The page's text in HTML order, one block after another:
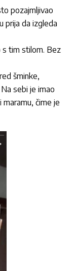
pozajmljivao
prija da izgleda
s tim stilom. Bez
šminke,
sebi je imao
čime je